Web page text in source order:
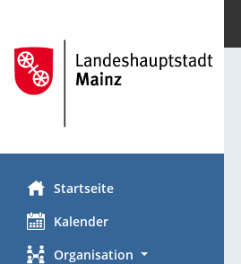
Startseite
Kalender
Organisation